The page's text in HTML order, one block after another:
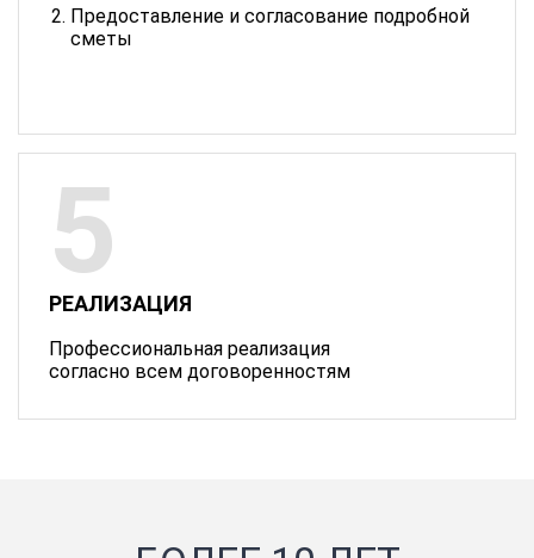
Предоставление и согласование подробной
сметы
РЕАЛИЗАЦИЯ
Профессиональная реализация
согласно всем договоренностям